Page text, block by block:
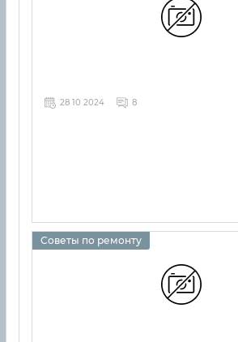
28 10 2024 8
Советы по ремонту